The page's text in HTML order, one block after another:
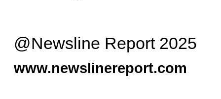
@Newsline Report 2025
www.newslinereport.com